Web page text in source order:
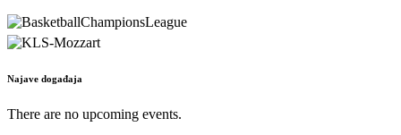
Najave događaja
There are no upcoming events.